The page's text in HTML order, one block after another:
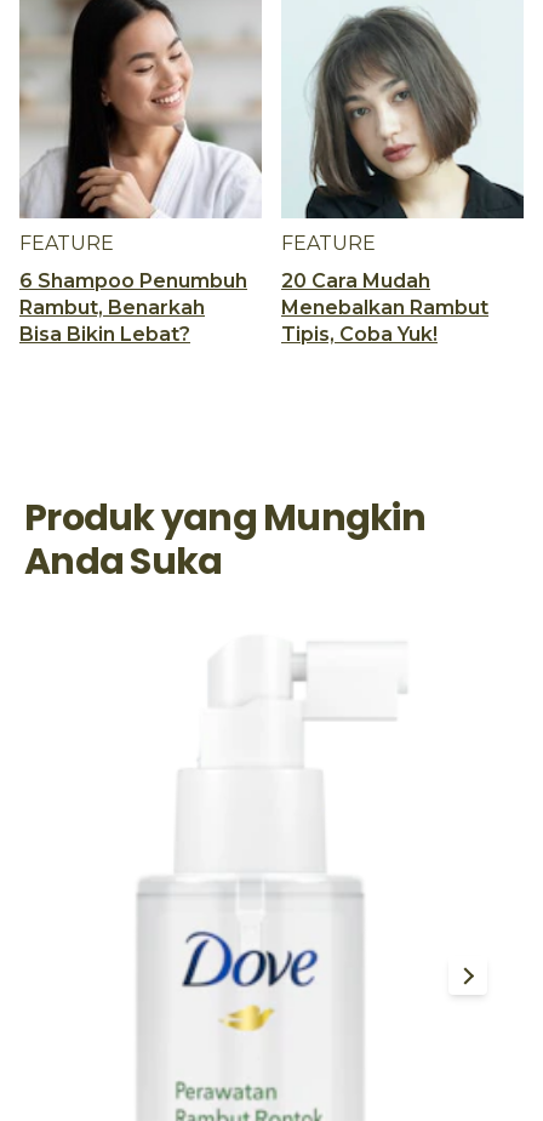
FEATURE
6 Shampoo Penumbuh
Rambut, Benarkah
Bisa Bikin Lebat?
FEATURE
20 Cara Mudah
Menebalkan Rambut
Tipis, Coba Yuk!
Produk yang Mungkin
Anda Suka